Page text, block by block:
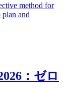
method for
and
：ゼロ